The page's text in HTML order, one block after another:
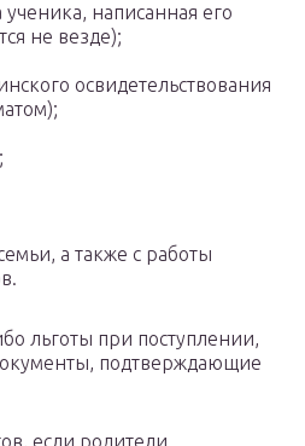
ученика, написанная его
не везде);
освидетельствования
а также с работы
льготы при поступлении,
подтверждающие
если родители